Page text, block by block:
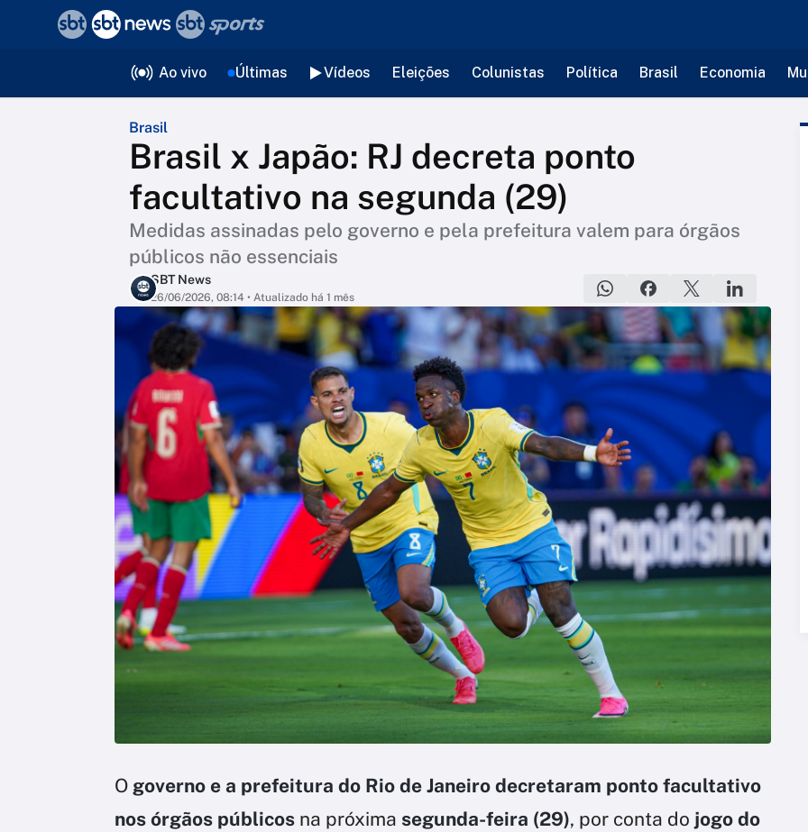
Ao vivo Últimas Vídeos Eleições Colunistas Política Brasil Economia
Brasil
Brasil x Japão: RJ decreta ponto
facultativo na segunda (29)
Medidas assinadas pelo governo e pela prefeitura valem para órgãos
públicos não essenciais
SBT News
26/06/2026, 08:14 • Atualizado há 1 mês
O governo e a prefeitura do Rio de Janeiro decretaram ponto facultativo
nos órgãos públicos na próxima segunda-feira (29), por conta do jogo do
voltar
Editorias